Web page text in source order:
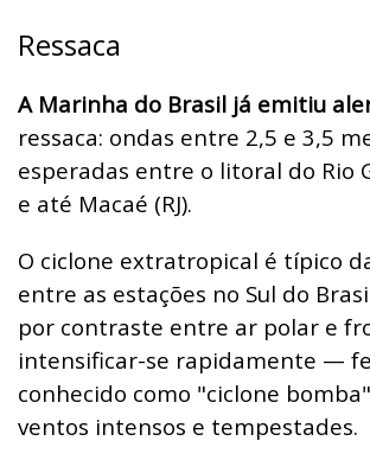
Ressaca
A Marinha do Brasil já emitiu
ressaca: ondas entre 2,5 e 3,5
esperadas entre o litoral do Rio
e até Macaé (RJ).
O ciclone extratropical é típico
entre as estações no Sul do
por contraste entre ar polar e
intensificar-se rapidamente —
conhecido como "ciclone
ventos intensos e tempestades.